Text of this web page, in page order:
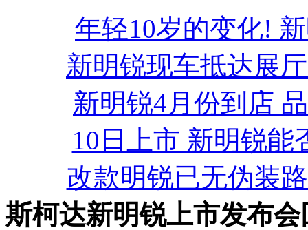
年轻10岁的变化!
新明锐现车抵达展
新明锐4月份到店
10日上市 新明锐
改款明锐已无伪装
斯柯达新明锐上市发布会